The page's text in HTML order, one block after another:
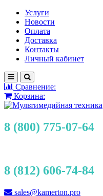
Услуги
Новости
Оплата
Доставка
Контакты
Личный кабинет
Сравнение:
Корзина:
8 (800) 775-07-64
8 (812) 606-74-84
sales@kamerton.pro